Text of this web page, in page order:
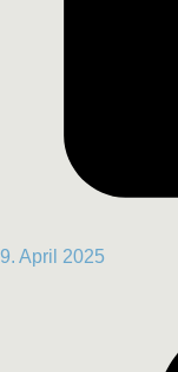
9. April 2025